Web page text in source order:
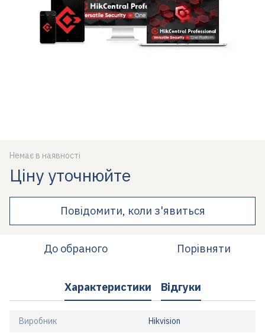
Немає в наявності
Ціну уточнюйте
Повідомити, коли з'явиться
До обраного Порівняти
Характеристики Відгуки
Виробник Hikvision